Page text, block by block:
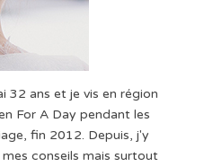
32 ans et je vis en région
For A Day pendant les
fin 2012. Depuis, j'y
conseils mais surtout